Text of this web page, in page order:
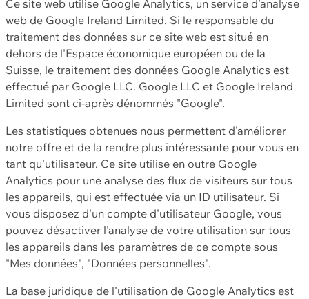
Ce site web utilise Google Analytics, un service d'analyse
web de Google Ireland Limited. Si le responsable du
traitement des données sur ce site web est situé en
dehors de l'Espace économique européen ou de la
Suisse, le traitement des données Google Analytics est
effectué par Google LLC. Google LLC et Google Ireland
Limited sont ci-après dénommés "Google".
Les statistiques obtenues nous permettent d'améliorer
notre offre et de la rendre plus intéressante pour vous en
tant qu'utilisateur. Ce site utilise en outre Google
Analytics pour une analyse des flux de visiteurs sur tous
les appareils, qui est effectuée via un ID utilisateur. Si
vous disposez d'un compte d'utilisateur Google, vous
pouvez désactiver l'analyse de votre utilisation sur tous
les appareils dans les paramètres de ce compte sous
"Mes données", "Données personnelles".
La base juridique de l'utilisation de Google Analytics est